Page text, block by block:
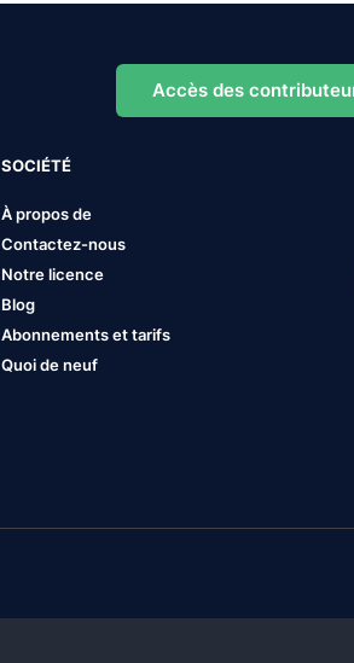
Accès des
SOCIÉTÉ
À propos de
Contactez-nous
Notre licence
Blog
Abonnements et tarifs
Quoi de neuf